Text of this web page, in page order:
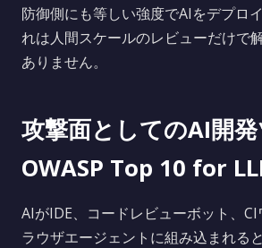
防御側にも等しい強度でAIをデプロ
れは人間スケールのレビューだけで
ありません。
攻撃面としてのAI開発
OWASP Top 10 for
AIがIDE、コードレビューボット、
ラウザエージェントに組み込まれる